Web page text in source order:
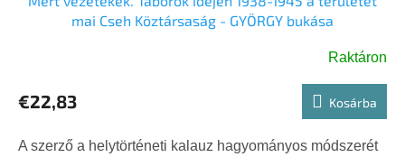
mai Cseh Köztársaság - GYÖRGY bukása
Raktáron
€22,83 Kosárba
A szerző a helytörténeti kalauz hagyományos módszerét